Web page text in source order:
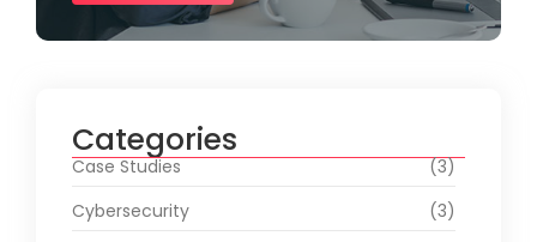
Categories
Case Studies
(3)
Cybersecurity
(3)